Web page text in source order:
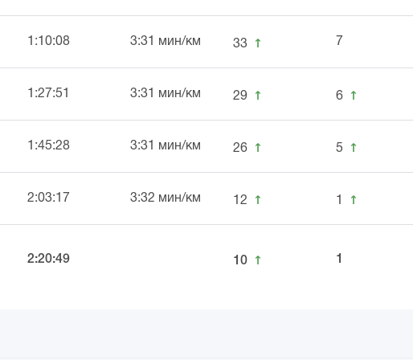
1:10:08 3:31 мин/км 33 ↑ 7
1:27:51 3:31 мин/км 29 ↑ 6 ↑
1:45:28 3:31 мин/км 26 ↑ 5 ↑
2:03:17 3:32 мин/км 12 ↑ 1 ↑
2:20:49 10 ↑ 1